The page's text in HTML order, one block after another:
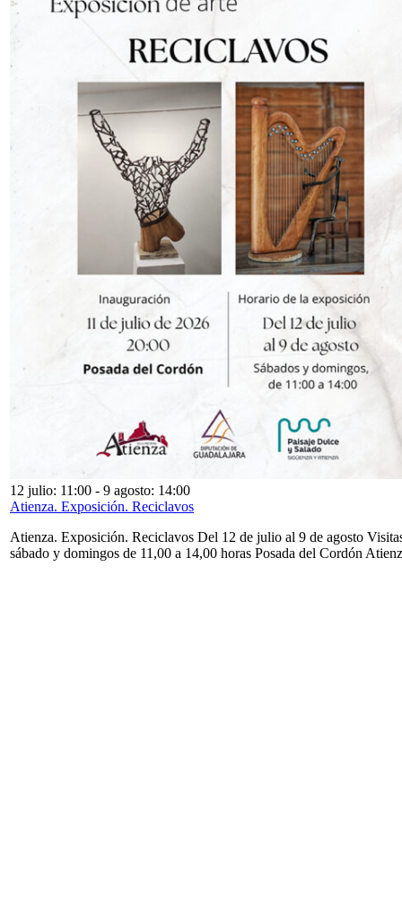
12 julio: 11:00 - 9 agosto: 14:00
Atienza. Exposición. Reciclavos
Atienza. Exposición. Reciclavos Del 12 de julio al 9 de agosto
sábado y domingos de 11,00 a 14,00 horas Posada del Cordón